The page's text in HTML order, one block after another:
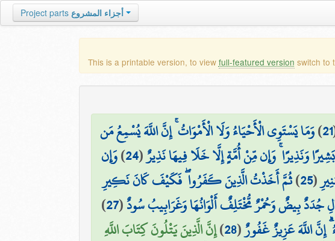
Project parts أجزاء المشروع
This is a printable version, to view full-featured version switch to
21
)وَمَا يَسْتَوِي الْأَحْيَاءُ وَلَا الْأَمْوَاتُ ۚ إِنَّ اللَّهَ يُسْمِعُ مَن
وَنَذِيرًا ۚ وَإِن مِّنْ أُمَّةٍ إِلَّا خَلَا فِيهَا نَذِيرٌ(
24
)وَإِن
(
25
)ثُمَّ أَخَذْتُ الَّذِينَ كَفَرُوا ۖ فَكَيْفَ كَانَ نَكِيرِ
جُدَدٌ بِيضٌ وَحُمْرٌ مُّخْتَلِفٌ أَلْوَانُهَا وَغَرَابِيبُ سُودٌ(
27
)
إِنَّ اللَّهَ عَزِيزٌ غَفُورٌ(
28
)إِنَّ الَّذِينَ يَتْلُونَ كِتَابَ اللَّهِ